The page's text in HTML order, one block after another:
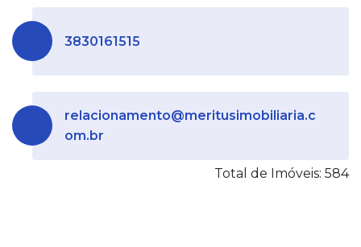
3830161515
relacionamento@meritusimobiliaria.c
om.br
Total de Imóveis: 584